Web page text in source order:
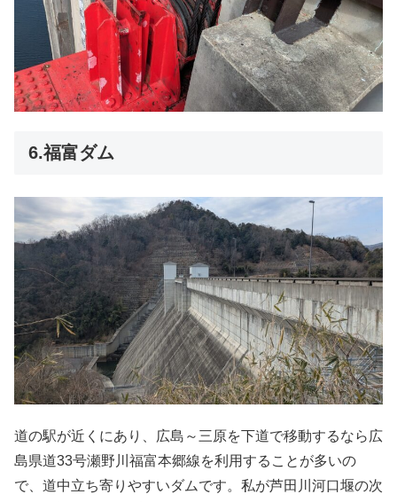
6.福富ダム
道の駅が近くにあり、広島～三原を下道で移動するなら広
島県道33号瀬野川福富本郷線を利用することが多いの
で、道中立ち寄りやすいダムです。私が芦田川河口堰の次